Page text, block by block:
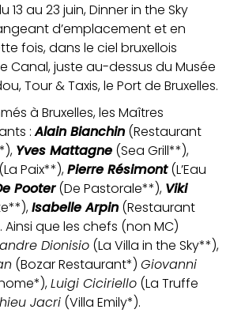
13 au 23 juin, Dinner in the Sky
d’emplacement et en
fois, dans le ciel bruxellois
Canal, juste au-dessus du Musée
Tour & Taxis, le Port de Bruxelles.
à Bruxelles, les Maîtres
:Alain Bianchin (Restaurant
Yves Mattagne (Sea Grill**),
(La Paix**),Pierre Résimont(L’Eau
Pooter(De Pastorale**), Viki
Isabelle Arpin (Restaurant
Ainsi que les chefs (non MC)
Dionisio (La Villa in the Sky**),
(Bozar Restaurant*) Giovanni
Luigi Ciciriello (La Truffe
Jacri (Villa Emily*).